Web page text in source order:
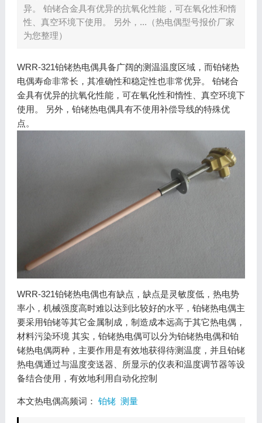
异。 铂铑合金具有优异的抗氧化性能，可在氧化性和惰
性、真空环境下使用。 另外，...（热电偶型号报价厂家
为您整理）
WRR-321铂铑热电偶具备广阔的测温温度区域，而铂铑热
电偶寿命非常长，其准确性和稳定性也非常优异。 铂铑合
金具有优异的抗氧化性能，可在氧化性和惰性、真空环境下
使用。 另外，铂铑热电偶具有不使用补偿导线的特殊优
点。
WRR-321铂铑热电偶也有缺点，缺点是灵敏度低，热电势
率小，机械强度高时难以达到比较好的水平，铂铑热电偶主
要采用铂铑等其它金属制成，制造成本远高于其它热电偶，
材料污染环境 其实，铂铑热电偶可以分为铂铑热电偶和铂
铑热电偶两种，主要作用是有效地获得待测温度，并且铂铑
热电偶通过与温度变送器、所显示的仪表和温度调节器等设
备结合使用，有效地利用自动化控制
本文热电偶高频词： 铂铑 测量